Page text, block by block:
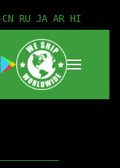
RU JA AR HI